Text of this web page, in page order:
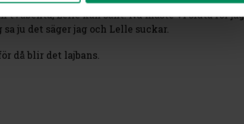
Lelle kan sånt. Nu måste vi sluta för
ju det säger jag och Lelle suckar.
då blir det lajbans.